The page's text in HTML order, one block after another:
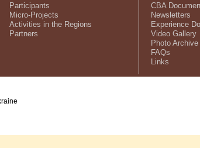
Participants
Micro-Projects
Activities in the Regions
Partners
CBA
Newsletters
Experience
Video Gallery
Photo Archive
FAQs
Links